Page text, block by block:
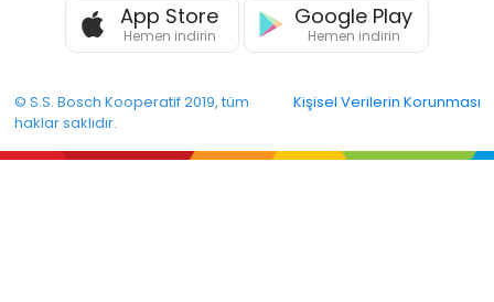
App Store
Hemen indirin
Google Play
Hemen indirin
Kişisel Verilerin Korunması
© S.S. Bosch Kooperatif 2019, tüm
haklar saklıdır.